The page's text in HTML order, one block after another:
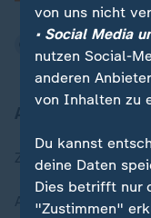
Zuletzt
Aktuelle
von uns nicht
• Social Media
nutzen Social-
anderen
von Inhalten zu
Du kannst
deine Daten
Dies betrifft nur
"Zustimmen"